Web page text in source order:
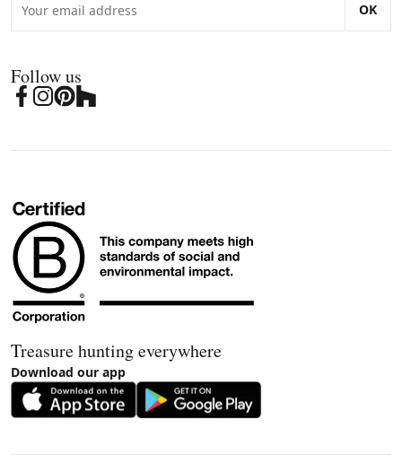
OK
Follow us
Treasure hunting everywhere
Download our app